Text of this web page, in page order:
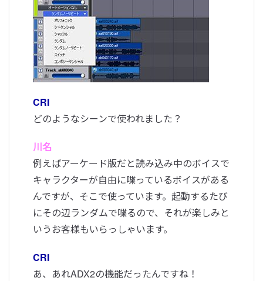
CRI
どのようなシーンで使われました？
川名
例えばアーケード版だと読み込み中のボイスで
キャラクターが自由に喋っているボイスがある
んですが、そこで使っています。起動するたび
にその辺ランダムで喋るので、それが楽しみと
いうお客様もいらっしゃいます。
CRI
あ、あれADX2の機能だったんですね！